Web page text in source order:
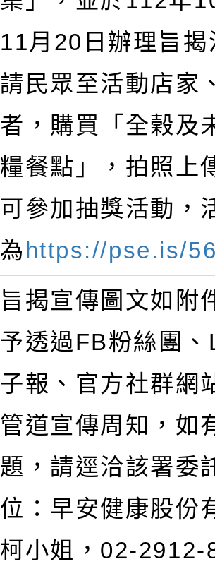
11月20日辦理旨
請民眾至活動店家
者，購買「全榖及
糧餐點」，拍照上
可參加抽獎活動，
為https://pse.is/
旨揭宣傳圖文如附
予透過FB粉絲團
子報、官方社群網
管道宣傳周知，如
題，請逕洽該署委
位：早安健康股份
柯小姐，02-2912-